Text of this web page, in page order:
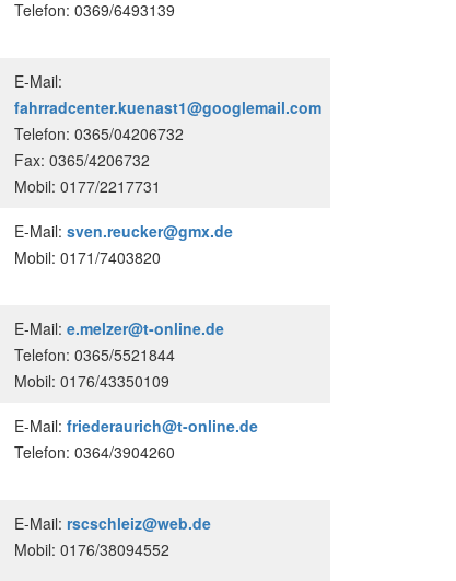
Telefon: 0369/6493139
E-Mail:
fahrradcenter.kuenast1@googlemail.com
Telefon: 0365/04206732
Fax: 0365/4206732
Mobil: 0177/2217731
E-Mail: sven.reucker@gmx.de
Mobil: 0171/7403820
E-Mail: e.melzer@t-online.de
Telefon: 0365/5521844
Mobil: 0176/43350109
E-Mail: friederaurich@t-online.de
Telefon: 0364/3904260
E-Mail: rscschleiz@web.de
Mobil: 0176/38094552